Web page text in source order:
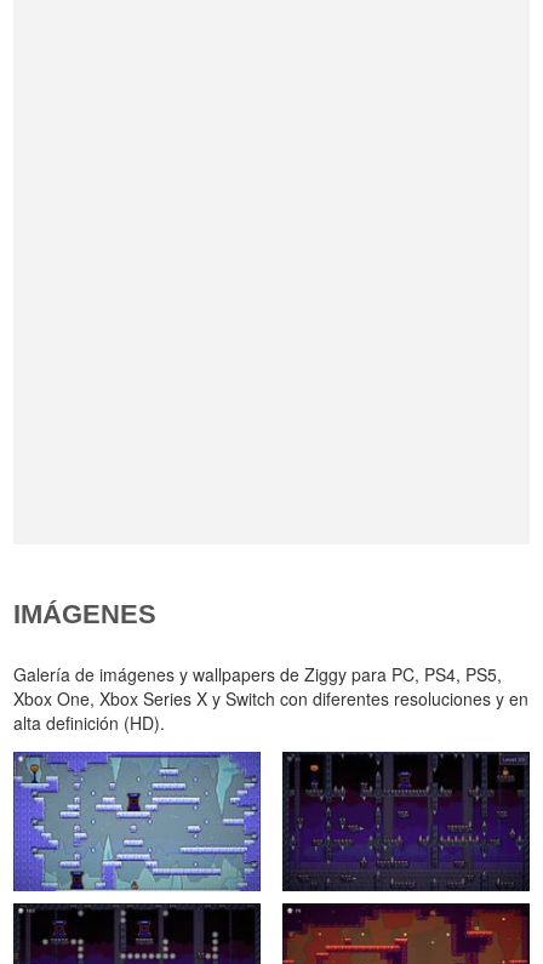
IMÁGENES
Galería de imágenes y wallpapers de Ziggy para PC, PS4, PS5,
Xbox One, Xbox Series X y Switch con diferentes resoluciones y en
alta definición (HD).